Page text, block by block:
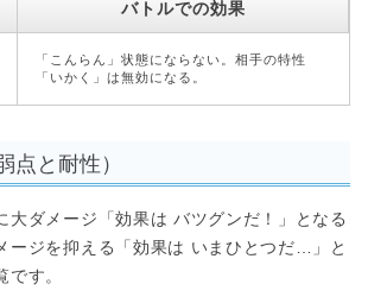
バトルでの効果
「こんらん」状態にならない。相手の特性
「いかく」は無効になる。
点と耐性）
大ダメージ「効果は バツグンだ！」となる
ージを抑える「効果は いまひとつだ…」と
です。